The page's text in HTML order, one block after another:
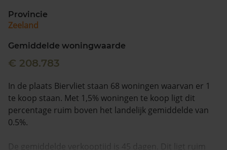
088 220 4200
Maandag t/m vrijdag - 08:00 -18:00
Provincie
Zeeland
Gemiddelde woningwaarde
€ 208.783
In de plaats Biervliet staan 68 woningen waarvan er 1
te koop staan. Met 1,5% woningen te koop ligt dit
percentage ruim boven het landelijk gemiddelde van
0.5%.
De gemiddelde verkooptijd is 45 dagen. Dit ligt ruim